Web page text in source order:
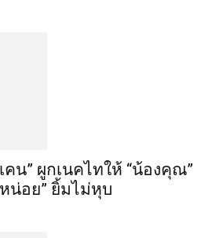
คน” ผูกเนคไทให้ “น้องคุณ”
น่อย” ยิ้มไม่หุบ